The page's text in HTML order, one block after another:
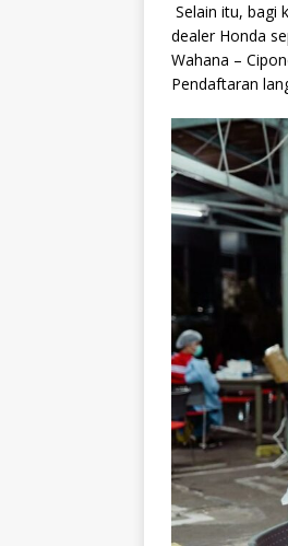
Selain itu, bagi
dealer Honda
Wahana –
Pendaftaran